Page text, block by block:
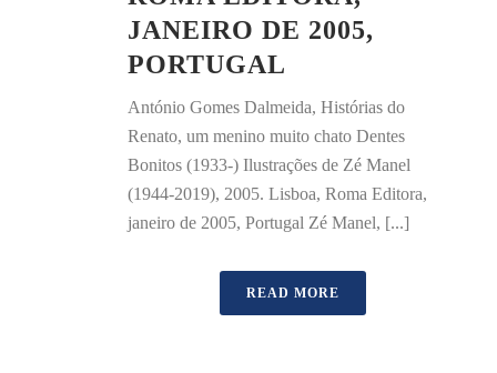
JANEIRO DE 2005,
PORTUGAL
António Gomes Dalmeida, Histórias do
Renato, um menino muito chato Dentes
Bonitos (1933-) Ilustrações de Zé Manel
(1944-2019), 2005. Lisboa, Roma Editora,
janeiro de 2005, Portugal Zé Manel, [...]
READ MORE